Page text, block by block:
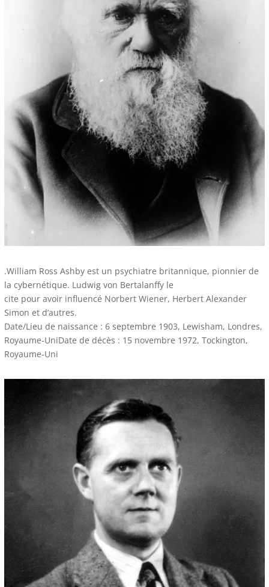
.William Ross Ashby est un psychiatre britannique, pionnier de
la cybernétique. Ludwig von Bertalanffy le
cite pour avoir influencé Norbert Wiener, Herbert Alexander
Simon et d’autres.
Date/Lieu de naissance : 6 septembre 1903, Lewisham, Londres,
Royaume-UniDate de décès : 15 novembre 1972, Tockington,
Royaume-Uni